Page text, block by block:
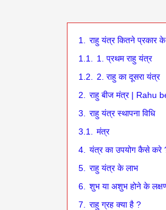
1.
राहु यंत्र कितने प्रकार
1.1.
1. प्रथम राहु यंत्र
1.2.
2. राहु का दूसरा यंत्र
2.
राहु बीज मंत्र | Rahu
3.
राहु यंत्र स्थापना विधि
3.1.
मंत्र
4.
यंत्र का उपयोग कैसे करे
5.
राहु यंत्र के लाभ
6.
शुभ या अशुभ होने के
7.
राहु ग्रह क्या है ?